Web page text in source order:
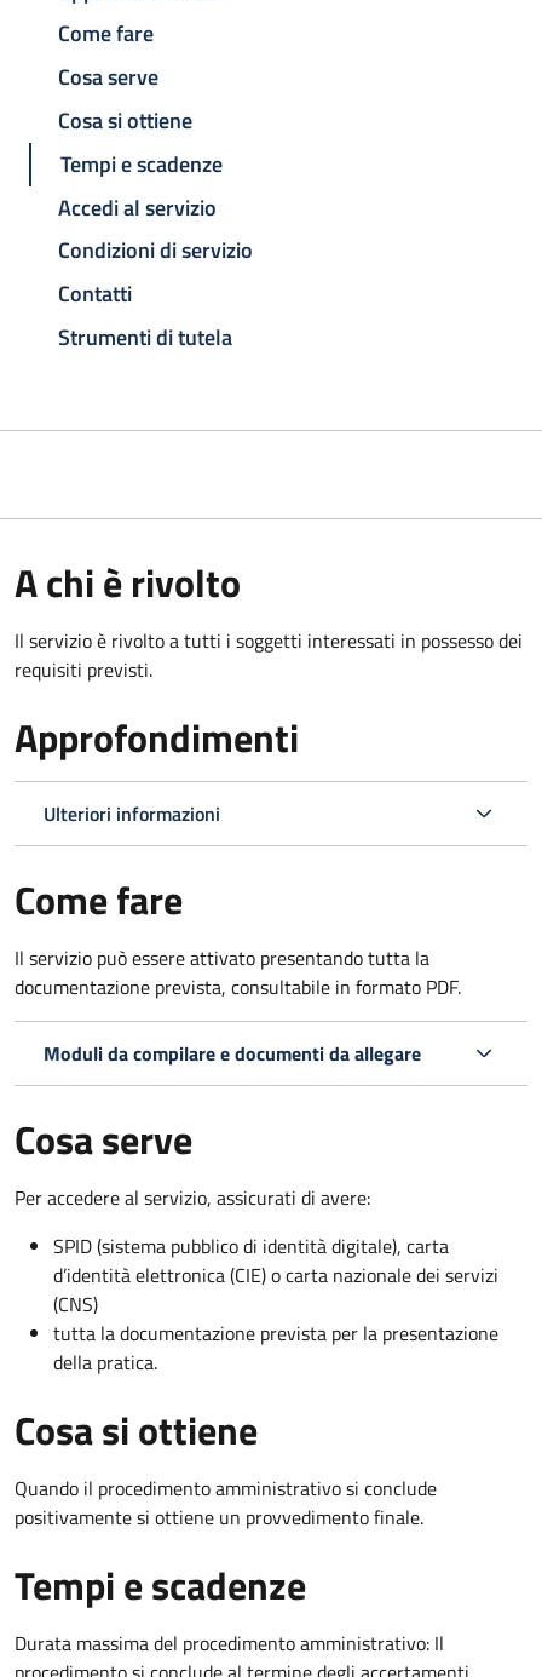
Come fare
Cosa serve
Cosa si ottiene
Tempi e scadenze
Accedi al servizio
Condizioni di servizio
Contatti
Strumenti di tutela
A chi è rivolto
Il servizio è rivolto a tutti i soggetti interessati in possesso dei
requisiti previsti.
Approfondimenti
Ulteriori informazioni
Come fare
Il servizio può essere attivato presentando tutta la
documentazione prevista, consultabile in formato PDF.
Moduli da compilare e documenti da allegare
Cosa serve
Per accedere al servizio, assicurati di avere:
SPID (sistema pubblico di identità digitale), carta
d’identità elettronica (CIE) o carta nazionale dei servizi
(CNS)
tutta la documentazione prevista per la presentazione
della pratica.
Cosa si ottiene
Quando il procedimento amministrativo si conclude
positivamente si ottiene un provvedimento finale.
Tempi e scadenze
Durata massima del procedimento amministrativo: Il